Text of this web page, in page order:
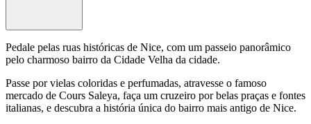
Pedale pelas ruas históricas de Nice, com um passeio panorâmico
pelo charmoso bairro da Cidade Velha da cidade.
Passe por vielas coloridas e perfumadas, atravesse o famoso
mercado de Cours Saleya, faça um cruzeiro por belas praças e fontes
italianas, e descubra a história única do bairro mais antigo de Nice.